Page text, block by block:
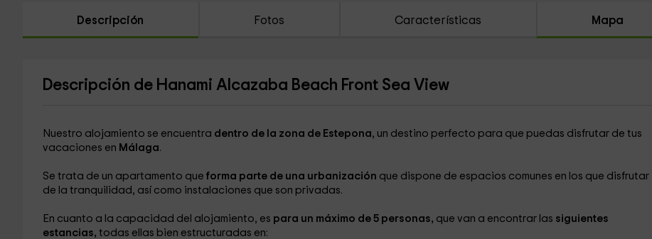
Descripción Fotos Características Mapa
Descripción de Hanami Alcazaba Beach Front Sea View
Nuestro alojamiento se encuentra dentro de la zona de Estepona, un destino perfecto para que puedas disfrutar de tus
vacaciones en Málaga.
Se trata de un apartamento que forma parte de una urbanización que dispone de espacios comunes en los que disfrutar
de la tranquilidad, así como instalaciones que son privadas.
En cuanto a la capacidad del alojamiento, es para un máximo de 5 personas, que van a encontrar las siguientes
estancias, todas ellas bien estructuradas en: